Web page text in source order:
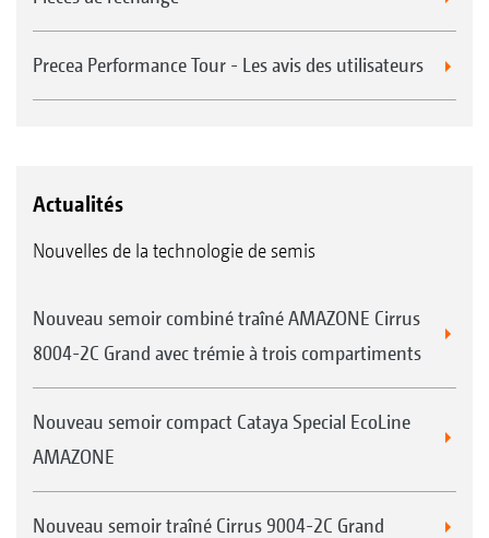
Precea Performance Tour - Les avis des utilisateurs
Actualités
Nouvelles de la technologie de semis
Nouveau semoir combiné traîné AMAZONE Cirrus
8004-2C Grand avec trémie à trois compartiments
Nouveau semoir compact Cataya Special EcoLine
AMAZONE
Nouveau semoir traîné Cirrus 9004-2C Grand